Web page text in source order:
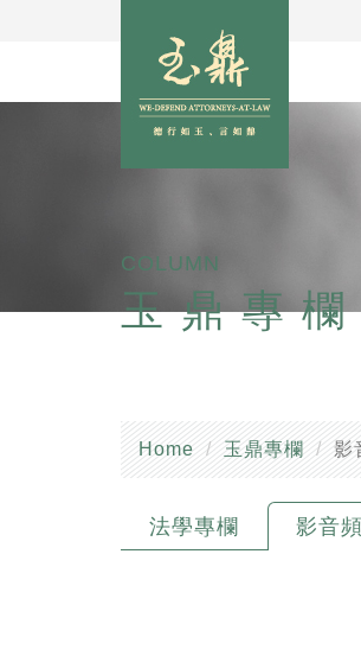
COLUMN
玉鼎專欄
Home 玉鼎專欄 影
法學專欄 影音